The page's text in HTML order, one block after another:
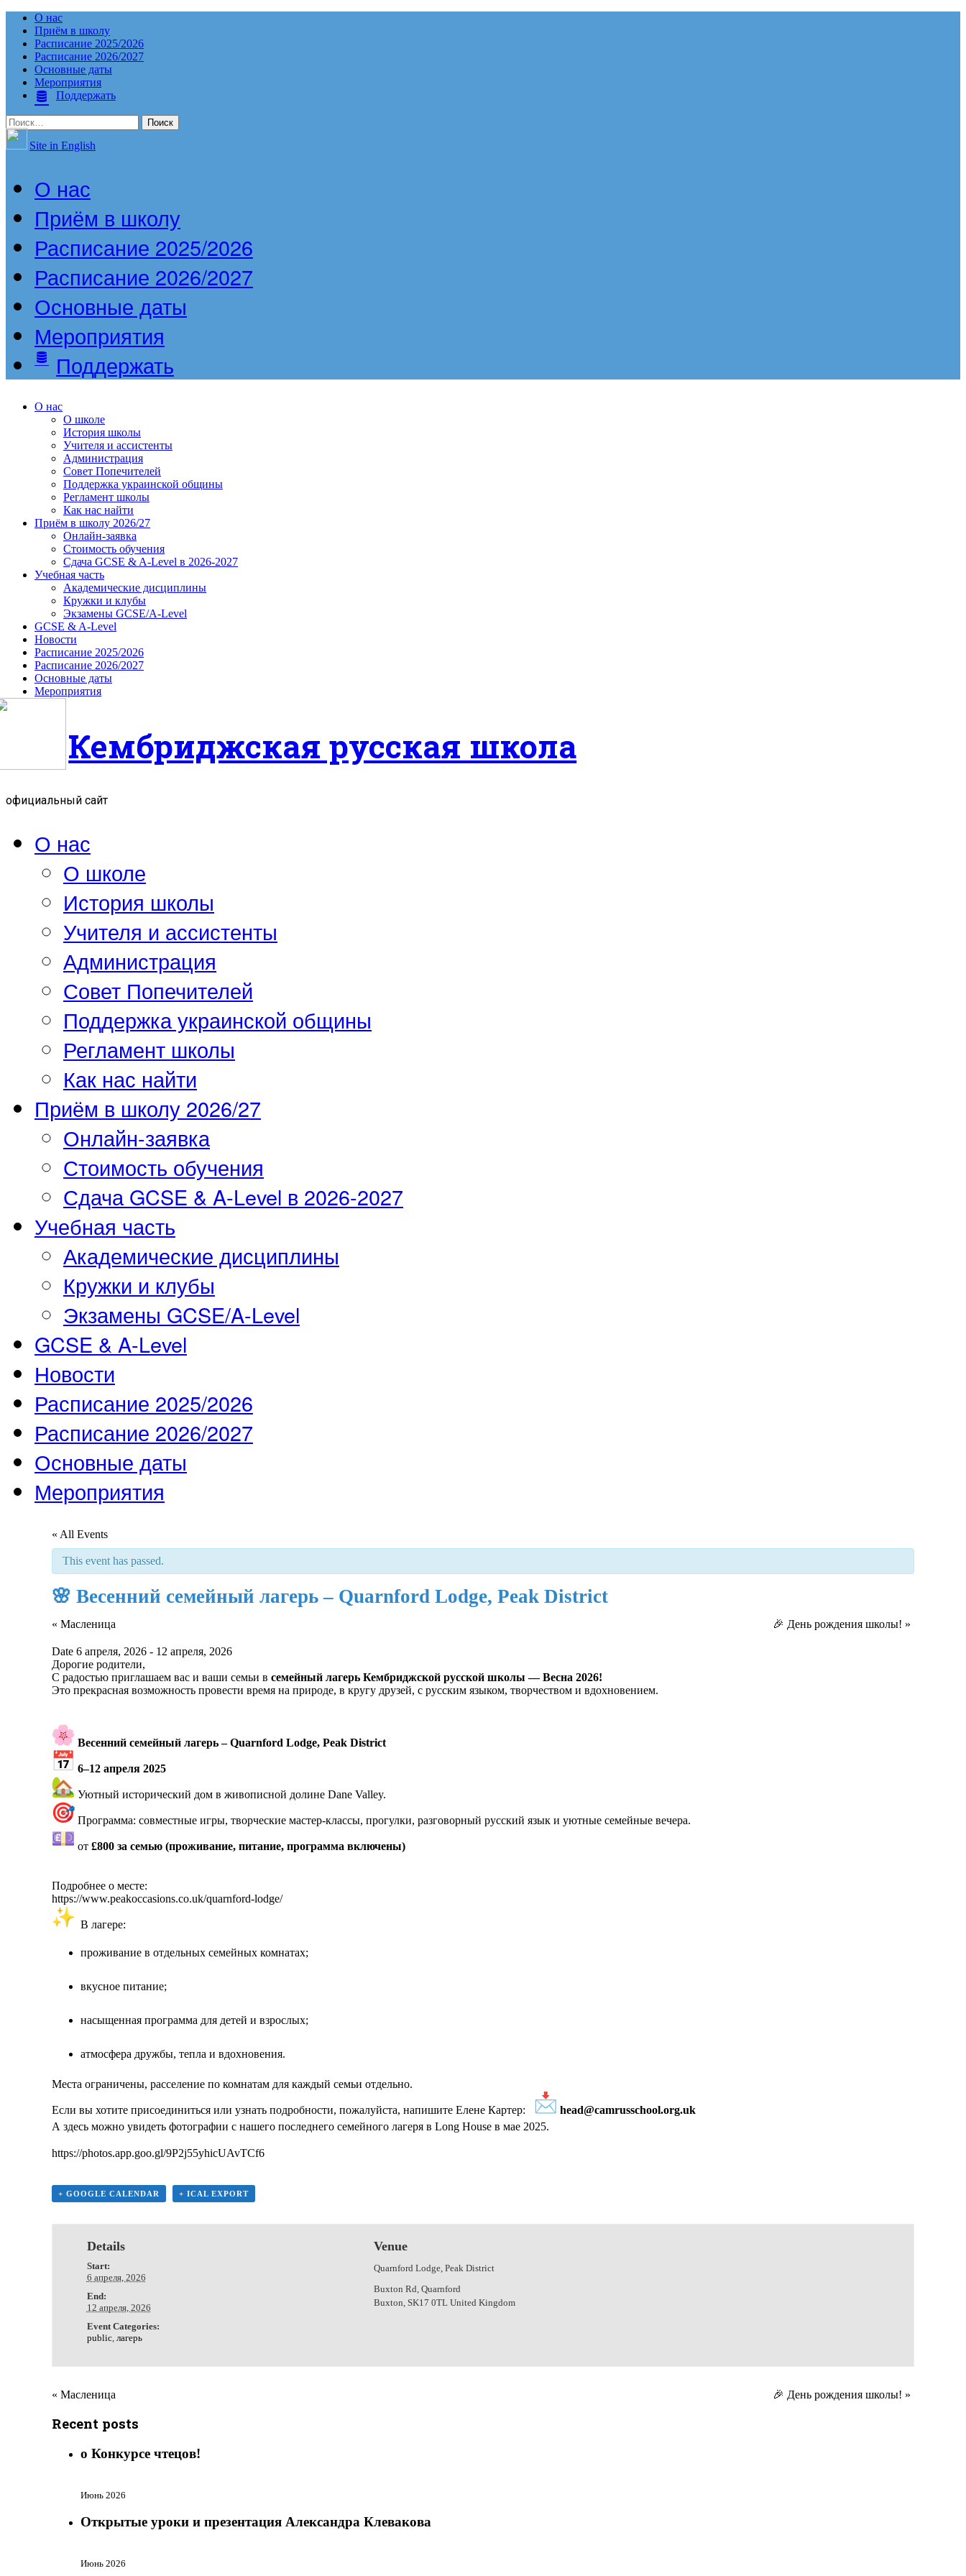
О нас
Приём в школу
Расписание 2025/2026
Расписание 2026/2027
Основные даты
Мероприятия
Поддержать
Найти:
Site in English
О нас
Приём в школу
Расписание 2025/2026
Расписание 2026/2027
Основные даты
Мероприятия
Поддержать
О нас
О школе
История школы
Учителя и ассистенты
Администрация
Совет Попечителей
Поддержка украинской общины
Регламент школы
Как нас найти
Приём в школу 2026/27
Онлайн-заявка
Стоимость обучения
Сдача GCSE & A-Level в 2026-2027
Учебная часть
Академические дисциплины
Кружки и клубы
Экзамены GCSE/A-Level
GCSE & A-Level
Новости
Расписание 2025/2026
Расписание 2026/2027
Основные даты
Мероприятия
Кембриджская русская школа
официальный сайт
О нас
О школе
История школы
Учителя и ассистенты
Администрация
Совет Попечителей
Поддержка украинской общины
Регламент школы
Как нас найти
Приём в школу 2026/27
Онлайн-заявка
Стоимость обучения
Сдача GCSE & A-Level в 2026-2027
Учебная часть
Академические дисциплины
Кружки и клубы
Экзамены GCSE/A-Level
GCSE & A-Level
Новости
Расписание 2025/2026
Расписание 2026/2027
Основные даты
Мероприятия
« All Events
This event has passed.
🌸 Весенний семейный лагерь – Quarnford Lodge, Peak District
Event
« Масленица 🎉 День рождения школы! »
Date 6 апреля, 2026 - 12 апреля, 2026
Дорогие родители,
С радостью приглашаем вас и ваши семьи в семейный лагерь Кембриджской русской школы — Весна 2026!
Это прекрасная возможность провести время на природе, в кругу друзей, с русским языком, творчеством и вдохновением.
Весенний семейный лагерь – Quarnford Lodge, Peak District
6–12 апреля 2025
Уютный исторический дом в живописной долине Dane Valley.
Программа: совместные игры, творческие мастер-классы, прогулки, разговорный русский язык и уютные семейные вечера.
от £800 за семью (проживание, питание, программа включены)
Подробнее о месте:
https://www.peakoccasions.co.uk/quarnford-lodge/
В лагере:
проживание в отдельных семейных комнатах;
вкусное питание;
насыщенная программа для детей и взрослых;
атмосфера дружбы, тепла и вдохновения.
Места ограничены, расселение по комнатам для каждый семьи отдельно.
Если вы хотите присоединиться или узнать подробности, пожалуйста, напишите Елене Картер:
head@camrusschool.org.uk
А здесь можно увидеть фотографии с нашего последнего семейного лагеря в Long House в мае 2025.
https://photos.app.goo.gl/9P2j55yhicUAvTCf6
+ GOOGLE CALENDAR + ICAL EXPORT
Details
Start:
6 апреля, 2026
End:
12 апреля, 2026
Event Categories:
public, лагерь
Venue
Quarnford Lodge, Peak District
Buxton Rd, Quarnford
Buxton SK17 0TL United Kingdom
Event
« Масленица 🎉 День рождения школы! »
Recent posts
о Конкурсе чтецов!
Июнь 2026
Открытые уроки и презентация Александра Клевакова
Июнь 2026